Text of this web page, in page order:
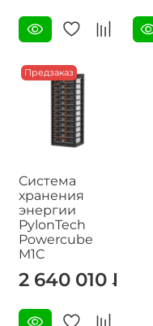
Предзаказ
Система
хранения
энергии
PylonTech
Powercube
M1C
2 640 010 ₽